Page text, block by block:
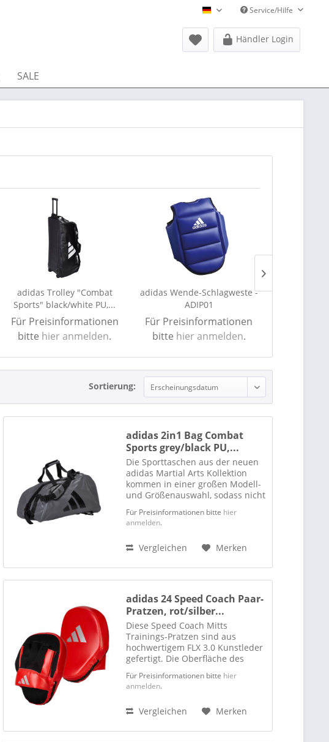
Donausports Deutsch
Service/Hilfe
Händler Login
SALE
adidas Trolley "Combat
Sports" black/white PU,...
Für Preisinformationen
bitte hier anmelden.
adidas Wende-Schlagweste -
ADIP01
Für Preisinformationen
bitte hier anmelden.
Sortierung:
adidas 2in1 Bag Combat
Sports grey/black PU,...
Die Sporttaschen aus der neuen
adidas Martial Arts Kollektion
kommen in einer großen Modell-
und Größenauswahl, sodass nicht
Freude daran haben werden. Alle
Modelle sind aus hochgradig
Für Preisinformationen bitte hier
anmelden.
Vergleichen Merken
adidas 24 Speed Coach Paar-
Pratzen, rot/silber...
Diese Speed Coach Mitts
Trainings-Pratzen sind aus
hochwertigem FLX 3.0 Kunstleder
gefertigt. Die Oberfläche des
adidas Climacool Mesh-Material.
Das Handpad ist mit EVA-Schaum
Für Preisinformationen bitte hier
anmelden.
Vergleichen Merken